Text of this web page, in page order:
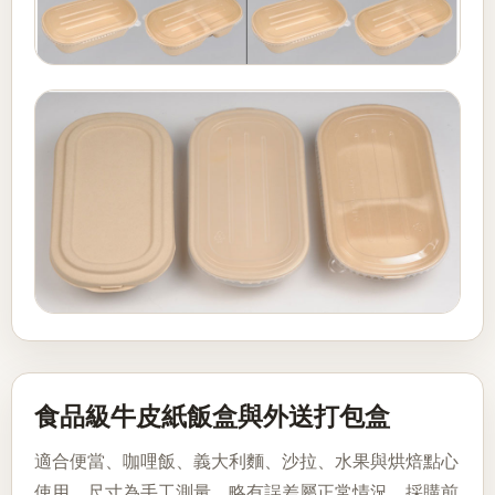
食品級牛皮紙飯盒與外送打包盒
適合便當、咖哩飯、義大利麵、沙拉、水果與烘焙點心